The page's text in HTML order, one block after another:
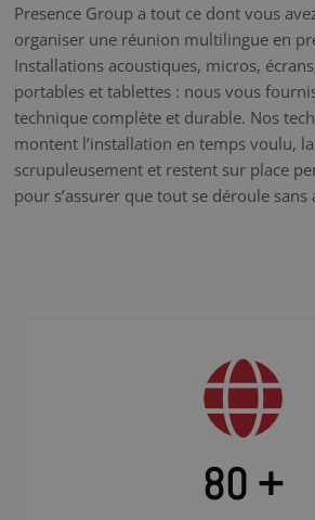
Presence Group a tout ce dont vous
organiser une réunion multilingue en
Installations acoustiques, micros,
portables et tablettes : nous vous
technique complète et durable. Nos
montent l’installation en temps voulu,
scrupuleusement et restent sur place
pour s’assurer que tout se déroule sans
80 +